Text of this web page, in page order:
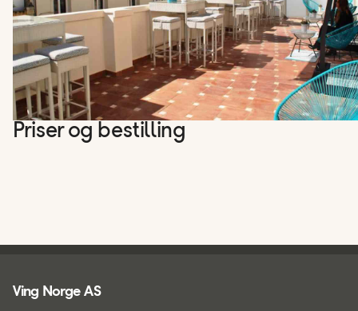
Vis bilder
Priser og bestilling
Ving Norge AS